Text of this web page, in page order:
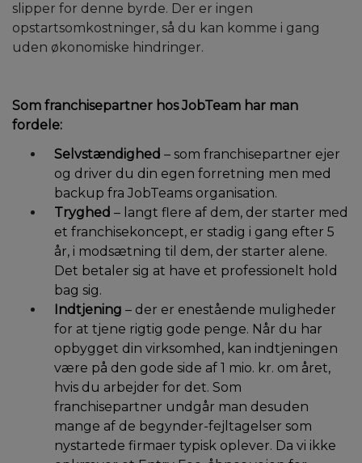
slipper for denne byrde. Der er ingen
opstartsomkostninger, så du kan komme i gang
uden økonomiske hindringer.
Som franchisepartner hos JobTeam har man
fordele:
Selvstændighed – som franchisepartner ejer
og driver du din egen forretning men med
backup fra JobTeams organisation.
Tryghed – langt flere af dem, der starter med
et franchisekoncept, er stadig i gang efter 5
år, i modsætning til dem, der starter alene.
Det betaler sig at have et professionelt hold
bag sig.
Indtjening – der er enestående muligheder
for at tjene rigtig gode penge. Når du har
opbygget din virksomhed, kan indtjeningen
være på den gode side af 1 mio. kr. om året,
hvis du arbejder for det. Som
franchisepartner undgår man desuden
mange af de begynder-fejltagelser som
nystartede firmaer typisk oplever. Da vi ikke